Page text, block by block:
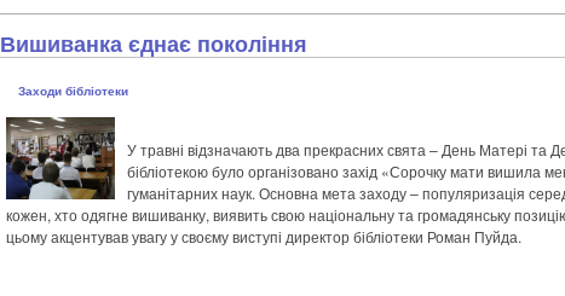
Вишиванка єднає покоління
Заходи бібліотеки
У травні відзначають два прекрасних свята – День Матері та
бібліотекою було організовано захід «Сорочку мати вишила
гуманітарних наук. Основна мета заходу – популяризація
кожен, хто одягне вишиванку, виявить свою національну та громадянську
цьому акцентував увагу у своєму виступі директор бібліотеки Роман Пуйда.